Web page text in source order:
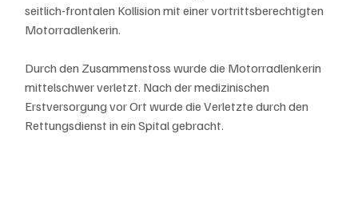
seitlich-frontalen Kollision mit einer vortrittsberechtigten
Motorradlenkerin.
Durch den Zusammenstoss wurde die Motorradlenkerin
mittelschwer verletzt. Nach der medizinischen
Erstversorgung vor Ort wurde die Verletzte durch den
Rettungsdienst in ein Spital gebracht.